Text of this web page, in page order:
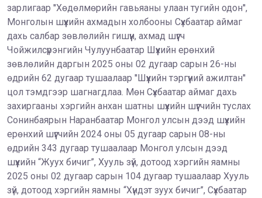
зарлигаар ''Хөдөлмөрийн гавьяаны улаан тугийн одон'',
Монголын шүүхийн ахмадын холбооны Сүхбаатар аймаг
дахь салбар зөвлөлийн гишүүн, ахмад шүүгч
Чойжилсүрэнгийн Чулуунбаатар Шүүхийн ерөнхий
зөвлөлийн даргын 2025 оны 02 дугаар сарын 26-ны
өдрийн 62 дугаар тушаалаар ''Шүүхийн тэргүүний ажилтан''
цол тэмдгээр шагнагдлаа. Мөн Сүхбаатар аймаг дахь
захиргааны хэргийн анхан шатны шүүхийн шүүгчийн туслах
Сонинбаярын Наранбаатар Монгол улсын дээд шүүхийн
ерөнхий шүүгчийн 2024 оны 05 дугаар сарын 08-ны
өдрийн 343 дугаар тушаалаар Монгол улсын дээд
шүүхийн “Жуух бичиг”, Хууль зүй, дотоод хэргийн яамны
2025 оны 02 дугаар сарын 104 дугаар тушаалаар Хууль
зүй, дотоод хэргийн яамны “Хүндэт зуух бичиг”, Сүхбаатар